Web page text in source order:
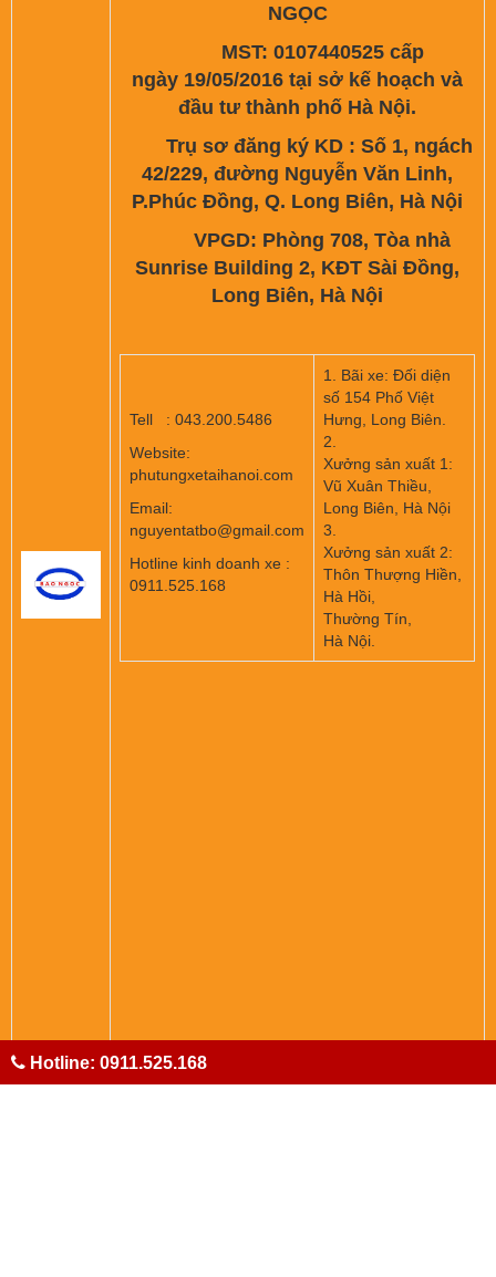
NGỌC
MST: 0107440525 cấp
ngày 19/05/2016 tại sở kế hoạch và
đầu tư thành phố Hà Nội.
Trụ sơ đăng ký KD : Số 1, ngách
42/229, đường Nguyễn Văn Linh,
P.Phúc Đồng, Q. Long Biên, Hà Nội
VPGD: Phòng 708, Tòa nhà
Sunrise Building 2, KĐT Sài Đồng,
Long Biên, Hà Nội
Tell : 043.200.5486
Website:
phutungxetaihanoi.com
Email:
nguyentatbo@gmail.com
Hotline kinh doanh xe :
0911.525.168
1. Bãi xe: Đối diện
số 154 Phố Việt
Hưng, Long Biên.
2.
Xưởng sản xuất 1:
Vũ Xuân Thiều,
Long Biên, Hà Nội
3.
Xưởng sản xuất 2:
Thôn Thượng Hiền,
Hà Hồi,
Thường Tín,
Hà Nội.
Hotline: 0911.525.168